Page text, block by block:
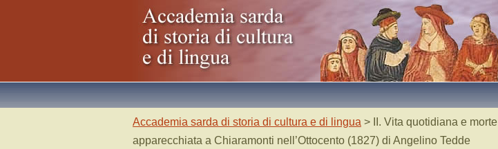
Accademia sarda di storia di cultura e di lingua > II. Vita quotidiana e morte
apparecchiata a Chiaramonti nell’Ottocento (1827) di Angelino Tedde